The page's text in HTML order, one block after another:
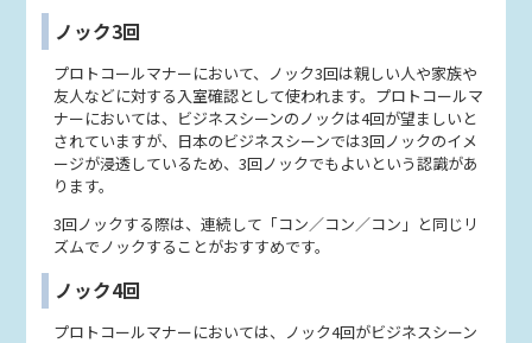
ノック3回
プロトコールマナーにおいて、ノック3回は親しい人や家族や
友人などに対する入室確認として使われます。プロトコールマ
ナーにおいては、ビジネスシーンのノックは4回が望ましいと
されていますが、日本のビジネスシーンでは3回ノックのイメ
ージが浸透しているため、3回ノックでもよいという認識があ
ります。
3回ノックする際は、連続して「コン／コン／コン」と同じリ
ズムでノックすることがおすすめです。
ノック4回
プロトコールマナーにおいては、ノック4回がビジネスシーン